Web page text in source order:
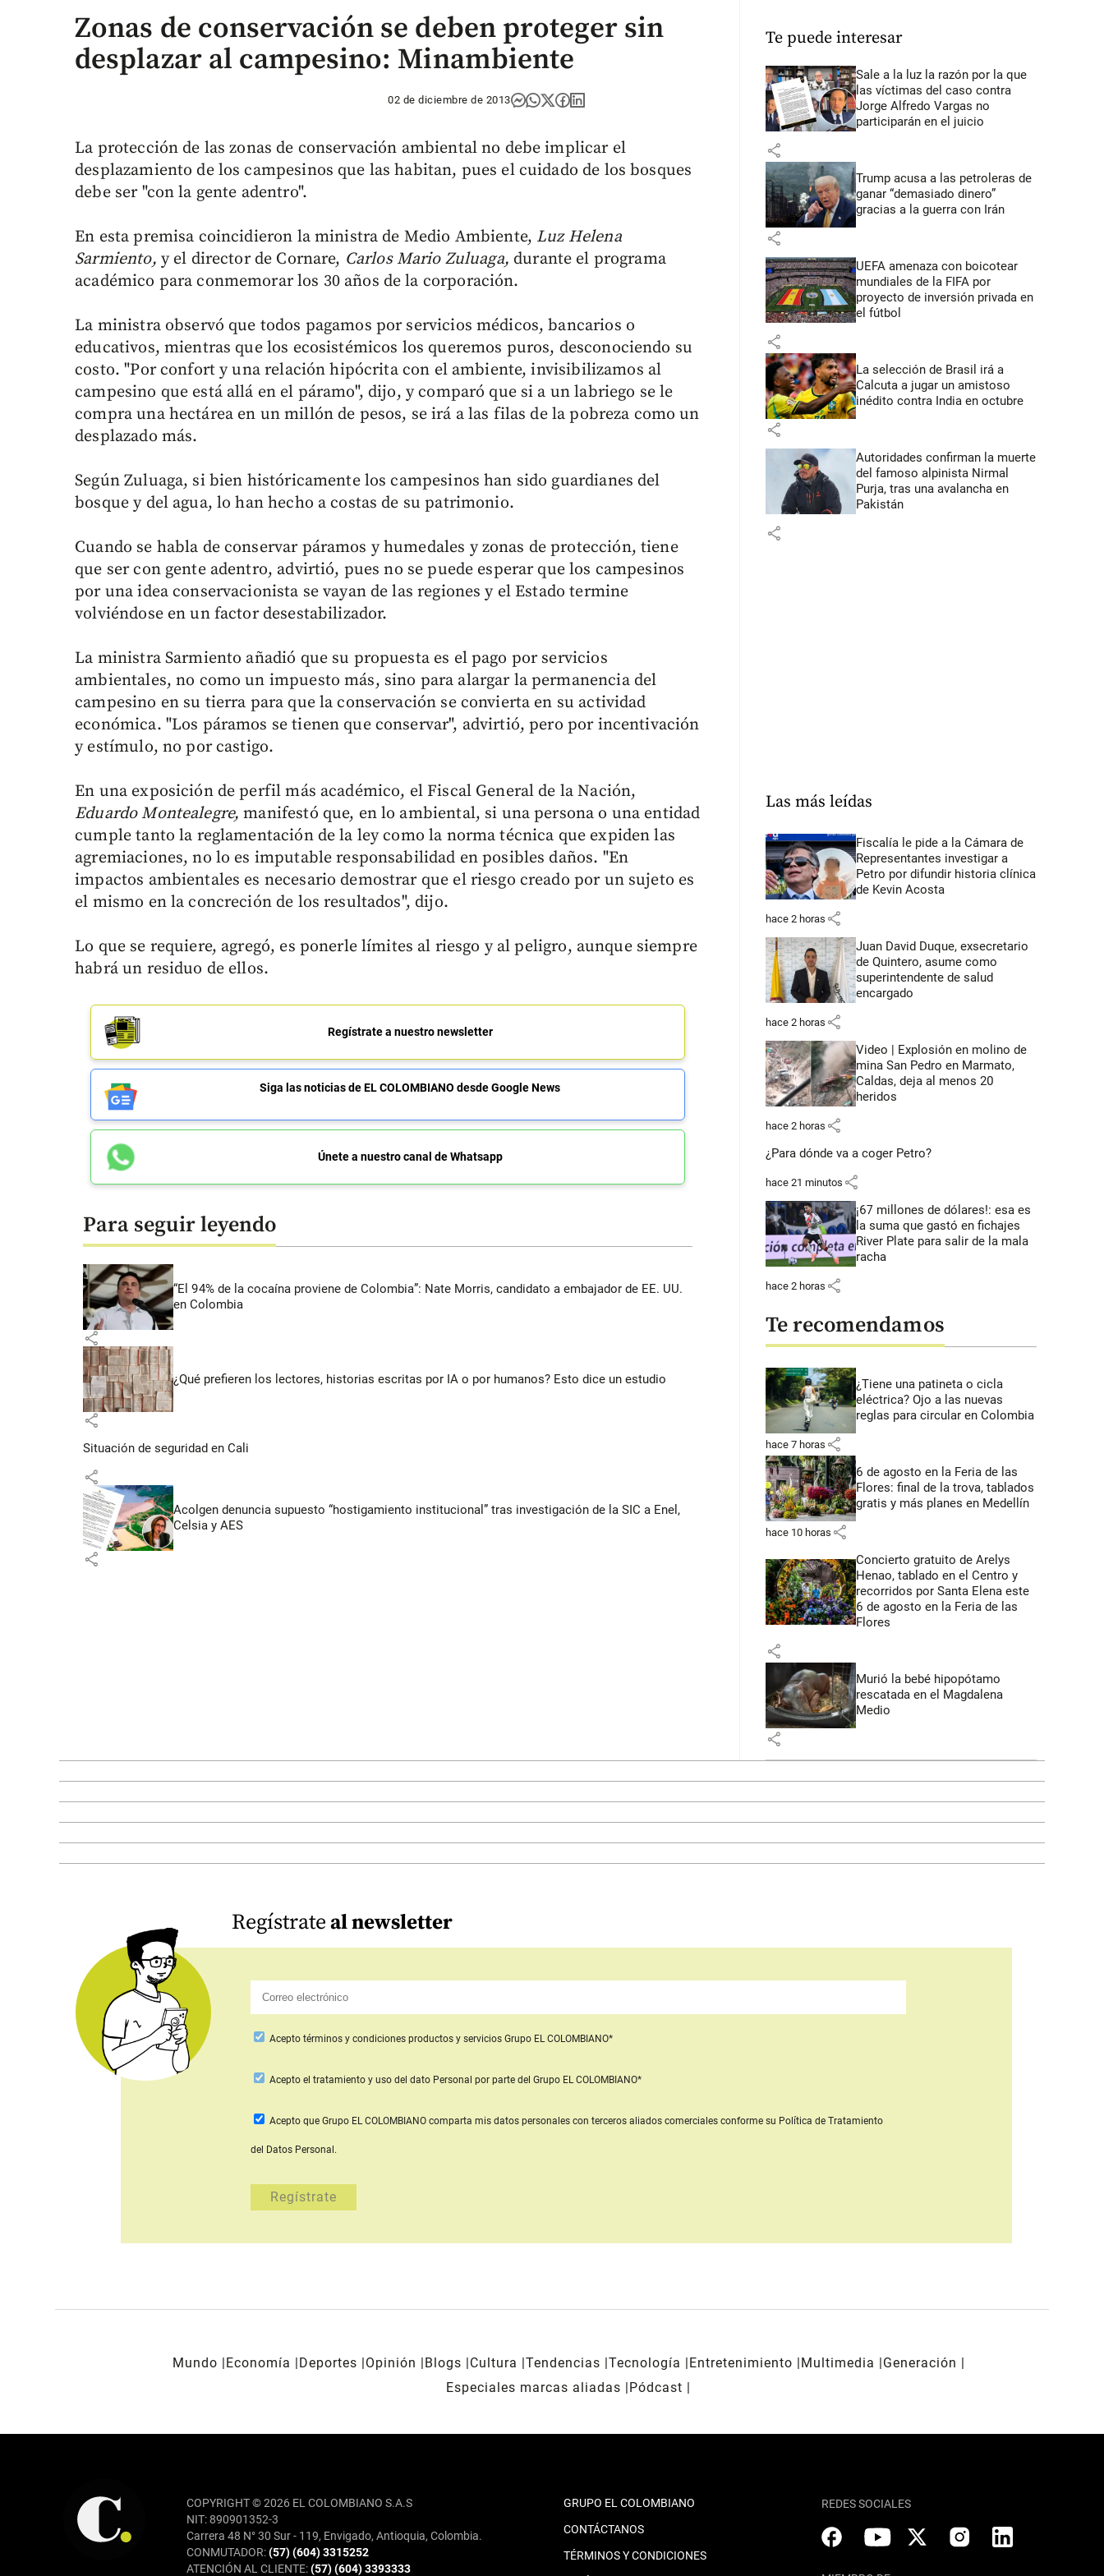
Zonas de conservación se deben proteger sin
desplazar al campesino: Minambiente
02 de diciembre de 2013
La protección de las zonas de conservación ambiental no debe implicar el
desplazamiento de los campesinos que las habitan, pues el cuidado de los bosques
debe ser "con la gente adentro".
En esta premisa coincidieron la ministra de Medio Ambiente, Luz Helena
Sarmiento, y el director de Cornare, Carlos Mario Zuluaga, durante el programa
académico para conmemorar los 30 años de la corporación.
La ministra observó que todos pagamos por servicios médicos, bancarios o
educativos, mientras que los ecosistémicos los queremos puros, desconociendo su
costo. "Por confort y una relación hipócrita con el ambiente, invisibilizamos al
campesino que está allá en el páramo", dijo, y comparó que si a un labriego se le
compra una hectárea en un millón de pesos, se irá a las filas de la pobreza como un
desplazado más.
Según Zuluaga, si bien históricamente los campesinos han sido guardianes del
bosque y del agua, lo han hecho a costas de su patrimonio.
Cuando se habla de conservar páramos y humedales y zonas de protección, tiene
que ser con gente adentro, advirtió, pues no se puede esperar que los campesinos
por una idea conservacionista se vayan de las regiones y el Estado termine
volviéndose en un factor desestabilizador.
La ministra Sarmiento añadió que su propuesta es el pago por servicios
ambientales, no como un impuesto más, sino para alargar la permanencia del
campesino en su tierra para que la conservación se convierta en su actividad
económica. "Los páramos se tienen que conservar", advirtió, pero por incentivación
y estímulo, no por castigo.
En una exposición de perfil más académico, el Fiscal General de la Nación,
Eduardo Montealegre,manifestó que, en lo ambiental, si una persona o una entidad
cumple tanto la reglamentación de la ley como la norma técnica que expiden las
agremiaciones, no lo es imputable responsabilidad en posibles daños. "En
impactos ambientales es necesario demostrar que el riesgo creado por un sujeto es
el mismo en la concreción de los resultados", dijo.
Lo que se requiere, agregó, es ponerle límites al riesgo y al peligro, aunque siempre
habrá un residuo de ellos.
Regístrate a nuestro newsletter
Siga las noticias de EL COLOMBIANO desde Google News
Únete a nuestro canal de Whatsapp
Para seguir leyendo
“El 94% de la cocaína proviene de Colombia”: Nate Morris, candidato a embajador de EE. UU.
en Colombia
share
¿Qué prefieren los lectores, historias escritas por IA o por humanos? Esto dice un estudio
share
Situación de seguridad en Cali
share
Acolgen denuncia supuesto “hostigamiento institucional” tras investigación de la SIC a Enel,
Celsia y AES
share
Te puede interesar
Sale a la luz la razón por la que
las víctimas del caso contra
Jorge Alfredo Vargas no
participarán en el juicio
share
Trump acusa a las petroleras de
ganar “demasiado dinero”
gracias a la guerra con Irán
share
UEFA amenaza con boicotear
mundiales de la FIFA por
proyecto de inversión privada en
el fútbol
share
La selección de Brasil irá a
Calcuta a jugar un amistoso
inédito contra India en octubre
share
Autoridades confirman la muerte
del famoso alpinista Nirmal
Purja, tras una avalancha en
Pakistán
share
Las más leídas
Fiscalía le pide a la Cámara de
Representantes investigar a
Petro por difundir historia clínica
de Kevin Acosta
hace 2 horas share
Juan David Duque, exsecretario
de Quintero, asume como
superintendente de salud
encargado
hace 2 horas share
Video | Explosión en molino de
mina San Pedro en Marmato,
Caldas, deja al menos 20
heridos
hace 2 horas share
¿Para dónde va a coger Petro?
hace 21 minutos share
¡67 millones de dólares!: esa es
la suma que gastó en fichajes
River Plate para salir de la mala
racha
hace 2 horas share
Te recomendamos
¿Tiene una patineta o cicla
eléctrica? Ojo a las nuevas
reglas para circular en Colombia
hace 7 horas share
6 de agosto en la Feria de las
Flores: final de la trova, tablados
gratis y más planes en Medellín
hace 10 horas share
Concierto gratuito de Arelys
Henao, tablado en el Centro y
recorridos por Santa Elena este
6 de agosto en la Feria de las
Flores
share
Murió la bebé hipopótamo
rescatada en el Magdalena
Medio
share
Regístrateal newsletter
Acepto términos y condiciones productos y servicios Grupo EL COLOMBIANO*
Aceptoel tratamiento y uso del dato Personal por parte del Grupo EL COLOMBIANO*
Acepto que Grupo EL COLOMBIANO comparta mis datos personales con terceros aliados comercialesconforme su Política de Tratamiento
del Datos Personal.
Mundo Economía Deportes Opinión Blogs Cultura Tendencias Tecnología Entretenimiento Multimedia
Generación
Especiales marcas aliadas
Pódcast
COPYRIGHT © 2026 EL COLOMBIANO S.A.S
NIT: 890901352-3
Carrera 48 N° 30 Sur - 119, Envigado, Antioquia, Colombia.
CONMUTADOR:(57) (604) 3315252
ATENCIÓN AL CLIENTE:(57) (604) 3393333
GRUPO EL COLOMBIANO
CONTÁCTANOS
TÉRMINOS Y CONDICIONES
REDES SOCIALES